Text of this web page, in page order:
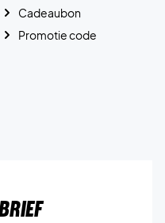
Cadeaubon
Promotie code